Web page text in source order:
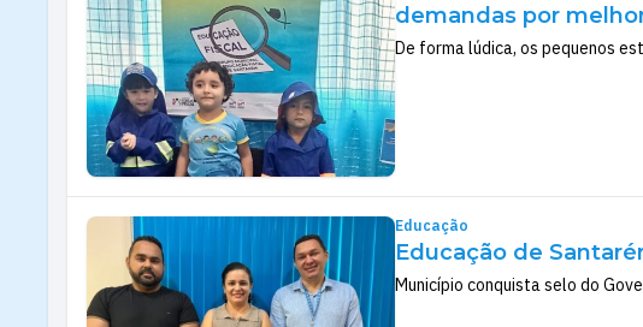
demandas por
De forma lúdica, os pequenos
Educação
Educação de
Município conquista selo do